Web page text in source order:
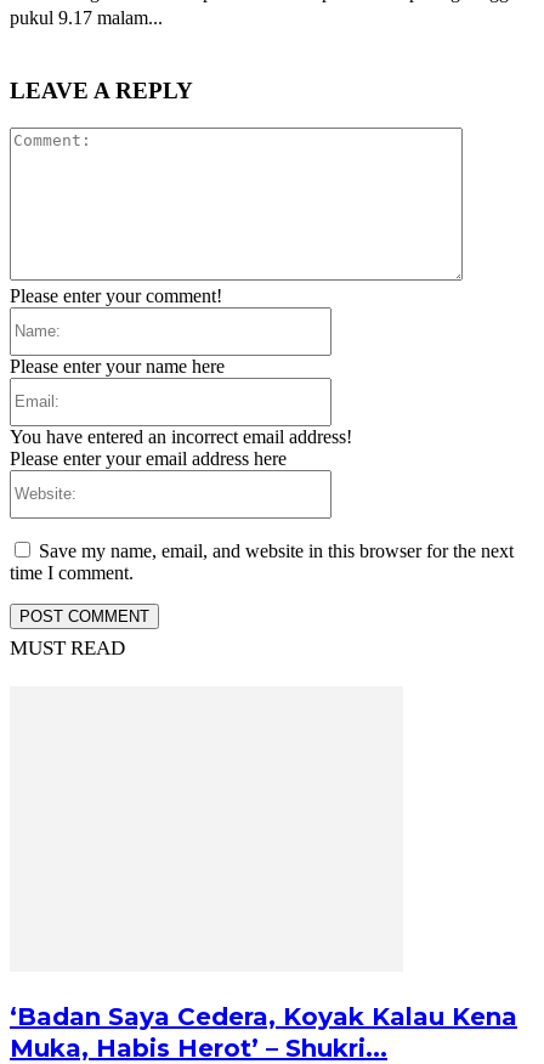
pukul 9.17 malam...
LEAVE A REPLY
Please enter your comment!
Please enter your name here
You have entered an incorrect email address!
Please enter your email address here
Save my name, email, and website in this browser for the next
time I comment.
MUST READ
‘Badan Saya Cedera, Koyak Kalau Kena
Muka, Habis Herot’ – Shukri...